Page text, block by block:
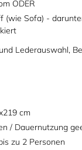
ODER
(wie Sofa) -
Lederauswahl,
cm
/ Dauernutzung
zu 2 Personen